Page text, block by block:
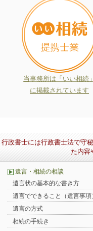
当事務所は「いい相続」
に掲載されています
行政書士には行政書士法で守
た内容
遺言・相続の相談
遺言状の基本的な書き方
遺言でできること（遺言事項
遺言の方式
相続の手続き